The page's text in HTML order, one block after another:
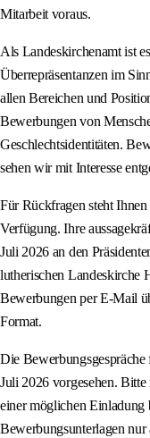
Mitarbeit voraus.
Als Landeskirchenamt ist
Überrepräsentanzen im
allen Bereichen und
Bewerbungen von
Geschlechtsidentitäten.
sehen wir mit Interesse
Für Rückfragen steht
Verfügung. Ihre
Juli 2026 an den
lutherischen Landeskirche
Bewerbungen per E-Mail
Format.
Die Bewerbungsgespräche
Juli 2026 vorgesehen.
einer möglichen Einladung
Bewerbungsunterlagen